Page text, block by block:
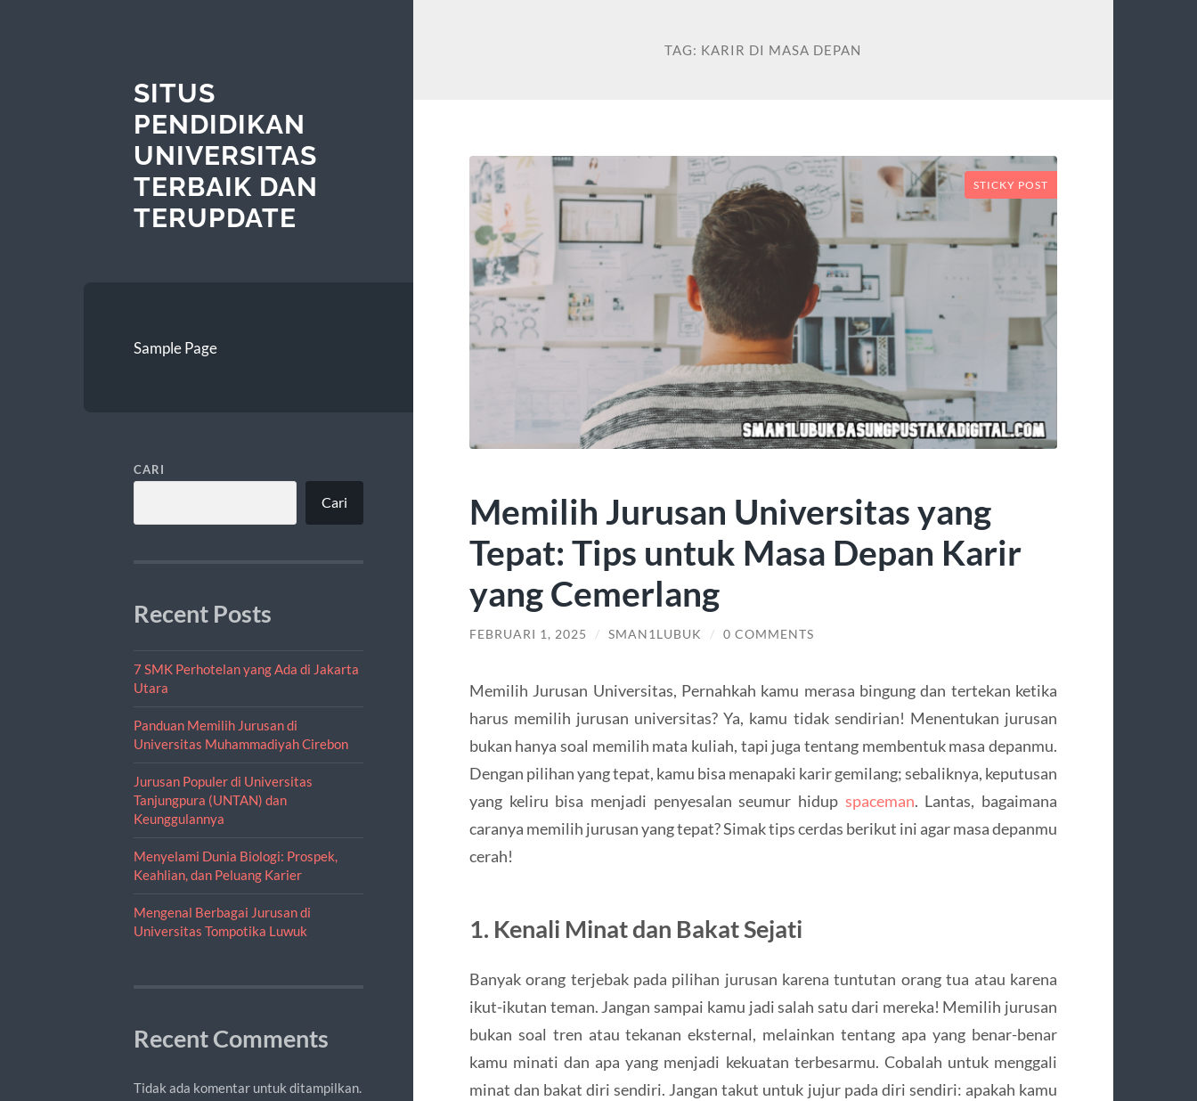
SITUS
PENDIDIKAN
UNIVERSITAS
TERBAIK DAN
TERUPDATE
Sample Page
CARI
Cari
Recent Posts
7 SMK Perhotelan yang Ada di Jakarta
Utara
Panduan Memilih Jurusan di
Universitas Muhammadiyah Cirebon
Jurusan Populer di Universitas
Tanjungpura (UNTAN) dan
Keunggulannya
Menyelami Dunia Biologi: Prospek,
Keahlian, dan Peluang Karier
Mengenal Berbagai Jurusan di
Universitas Tompotika Luwuk
Recent Comments
Tidak ada komentar untuk ditampilkan.
TAG: KARIR DI MASA DEPAN
STICKY POST
Memilih Jurusan Universitas yang
Tepat: Tips untuk Masa Depan Karir
yang Cemerlang
FEBRUARI 1, 2025 / SMAN1LUBUK / 0 COMMENTS
Memilih Jurusan Universitas, Pernahkah kamu merasa bingung dan tertekan ketika
harus memilih jurusan universitas? Ya, kamu tidak sendirian! Menentukan jurusan
bukan hanya soal memilih mata kuliah, tapi juga tentang membentuk masa depanmu.
Dengan pilihan yang tepat, kamu bisa menapaki karir gemilang; sebaliknya, keputusan
yang keliru bisa menjadi penyesalan seumur hidup spaceman. Lantas, bagaimana
caranya memilih jurusan yang tepat? Simak tips cerdas berikut ini agar masa depanmu
cerah!
1. Kenali Minat dan Bakat Sejati
Banyak orang terjebak pada pilihan jurusan karena tuntutan orang tua atau karena
ikut-ikutan teman. Jangan sampai kamu jadi salah satu dari mereka! Memilih jurusan
bukan soal tren atau tekanan eksternal, melainkan tentang apa yang benar-benar
kamu minati dan apa yang menjadi kekuatan terbesarmu. Cobalah untuk menggali
minat dan bakat diri sendiri. Jangan takut untuk jujur pada diri sendiri: apakah kamu